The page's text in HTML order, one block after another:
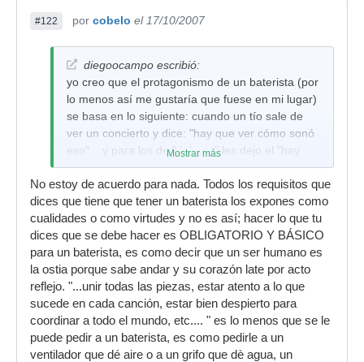
#122 por cobelo el 17/10/2007
diegoocampo escribió:
yo creo que el protagonismo de un baterista (por
lo menos así me gustaría que fuese en mi lugar)
se basa en lo siguiente: cuando un tío sale de
ver un concierto y dice: "hay que ver cómo sonó
eso" ...y para los de "delante" les dejo el "hay
que ver el personaje que es ese tío"....creo que
un baterista, por lo menos en un concierto, tiene
que ser el encargado de unir todas las piezas,
estar atento a lo que sucede en cada canción,
estar bien despierto para coordinar a todo el
mundo, etc.... alguien que sabe mucho de esto
me ha dicho, y coincido plenamente, en que un
baterista es el equivalente a un portero en el
futbol: es el que mejor ve toda la situación,
acomoda a los defensas, mira si hay algun
delantero libre, etc, etc, etc, etc....y nosotros
desde atrás y arriba (la posición mas común de
Mostrar más
No estoy de acuerdo para nada. Todos los requisitos que
dices que tiene que tener un baterista los expones como
cualidades o como virtudes y no es así; hacer lo que tu
dices que se debe hacer es OBLIGATORIO Y BÁSICO
para un baterista, es como decir que un ser humano es
la ostia porque sabe andar y su corazón late por acto
reflejo. "...unir todas las piezas, estar atento a lo que
sucede en cada canción, estar bien despierto para
coordinar a todo el mundo, etc.... " es lo menos que se le
puede pedir a un baterista, es como pedirle a un
ventilador que dé aire o a un grifo que dè agua, un